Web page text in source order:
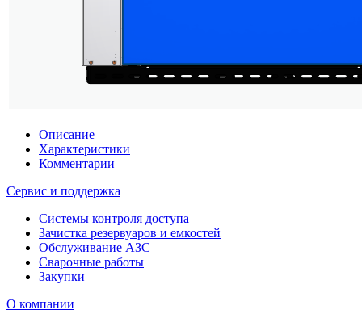
Описание
Характеристики
Комментарии
Сервис и поддержка
Системы контроля доступа
Зачистка резервуаров и емкостей
Обслуживание АЗС
Сварочные работы
Закупки
О компании